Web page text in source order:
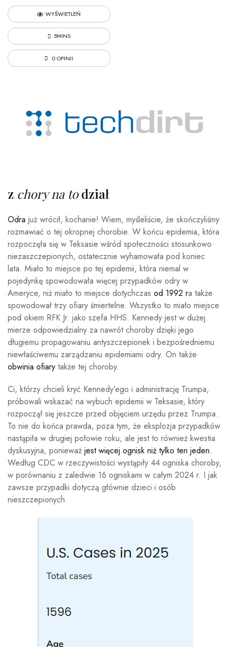
WYŚWIETLEŃ
5MINS
0 OPINII
z chory na todział
Odra już wrócił, kochanie! Wiem, myśleliście, że skończyliśmy
rozmawiać o tej okropnej chorobie. W końcu epidemia, która
rozpoczęła się w Teksasie wśród społeczności stosunkowo
niezaszczepionych, ostatecznie wyhamowała pod koniec
lata. Miało to miejsce po tej epidemii, która niemal w
pojedynkę spowodowała więcej przypadków odry w
Ameryce, niż miało to miejsce dotychczas od 1992 ra także
spowodował trzy ofiary śmiertelne. Wszystko to miało miejsce
pod okiem RFK Jr. jako szefa HHS. Kennedy jest w dużej
mierze odpowiedzialny za nawrót choroby dzięki jego
długiemu propagowaniu antyszczepionek i bezpośredniemu
niewłaściwemu zarządzaniu epidemiami odry. On także
obwinia ofiary także tej choroby.
Ci, którzy chcieli kryć Kennedy’ego i administrację Trumpa,
próbowali wskazać na wybuch epidemii w Teksasie, który
rozpoczął się jeszcze przed objęciem urzędu przez Trumpa.
To nie do końca prawda, poza tym, że eksplozja przypadków
nastąpiła w drugiej połowie roku, ale jest to również kwestia
dyskusyjna, ponieważ jest więcej ognisk niż tylko ten jeden.
Według CDC w rzeczywistości wystąpiły 44 ogniska choroby,
w porównaniu z zaledwie 16 ogniskami w całym 2024 r. I jak
zawsze przypadki dotyczą głównie dzieci i osób
nieszczepionych.